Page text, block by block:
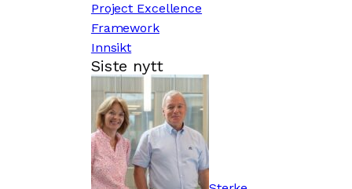
Project Excellence
Framework
Innsikt
Siste nytt